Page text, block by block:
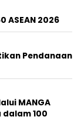
ASEAN 2026
Pendanaan
MANGA
100